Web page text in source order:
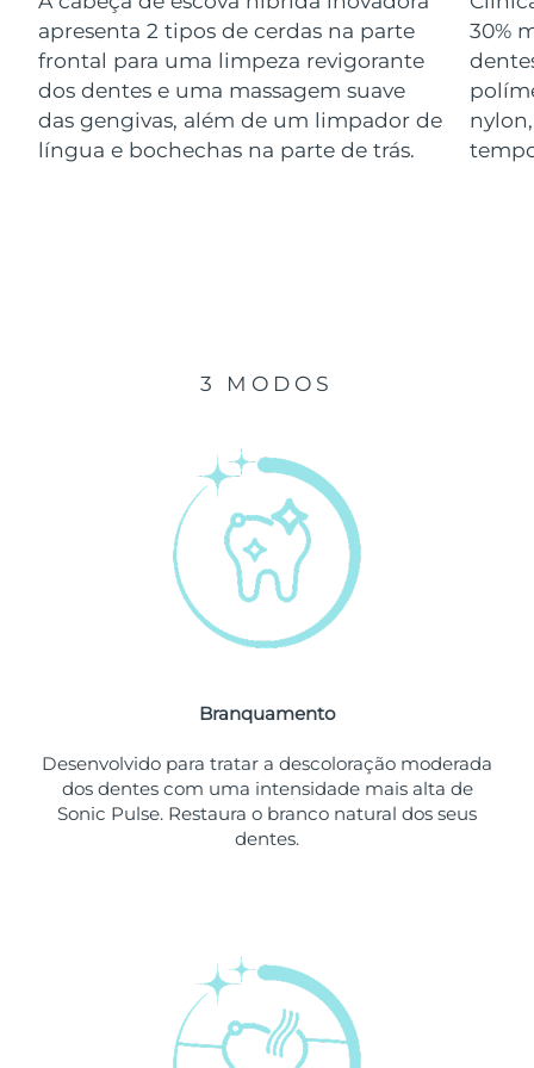
apresenta 2 tipos de cerdas na parte
frontal para uma limpeza revigorante
dos dentes e uma massagem suave
das gengivas, além de um limpador de
língua e bochechas na parte de trás.
30%
3 MODOS
Branquamento
Desenvolvido para tratar a descoloração moderada
dos dentes com uma intensidade mais alta de
Sonic Pulse. Restaura o branco natural dos seus
dentes.
Luxemburgo Entrega prevista09/08/2026
Macau, RAE da
China
Entrega prevista 11/08/2026
Malásia Entrega prevista12/08/2026
Entrega prevista
Entrega prevista
Entrega prevista
Entrega prevista
Entrega prevista
Porto Rico Entrega prevista11/08/2026
Entrega prevista
Entrega prevista
Arábia Saudita Entrega prevista